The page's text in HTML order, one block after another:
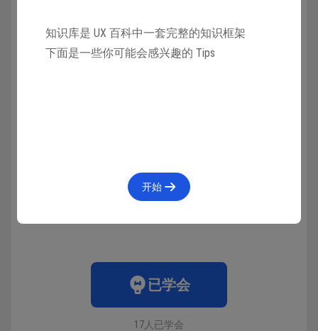
0条笔记
已学会
17人已学会
知识库是 UX 百科中一套完整的知识框架
下面是一些你可能会感兴趣的 Tips
开始